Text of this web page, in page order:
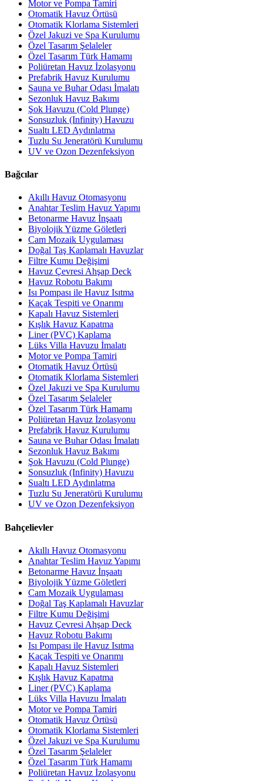
Motor ve Pompa Tamiri
Otomatik Havuz Örtüsü
Otomatik Klorlama Sistemleri
Özel Jakuzi ve Spa Kurulumu
Özel Tasarım Şelaleler
Özel Tasarım Türk Hamamı
Poliüretan Havuz İzolasyonu
Prefabrik Havuz Kurulumu
Sauna ve Buhar Odası İmalatı
Sezonluk Havuz Bakımı
Şok Havuzu (Cold Plunge)
Sonsuzluk (Infinity) Havuzu
Sualtı LED Aydınlatma
Tuzlu Su Jeneratörü Kurulumu
UV ve Ozon Dezenfeksiyon
Bağcılar
Akıllı Havuz Otomasyonu
Anahtar Teslim Havuz Yapımı
Betonarme Havuz İnşaatı
Biyolojik Yüzme Göletleri
Cam Mozaik Uygulaması
Doğal Taş Kaplamalı Havuzlar
Filtre Kumu Değişimi
Havuz Çevresi Ahşap Deck
Havuz Robotu Bakımı
Isı Pompası ile Havuz Isıtma
Kaçak Tespiti ve Onarımı
Kapalı Havuz Sistemleri
Kışlık Havuz Kapatma
Liner (PVC) Kaplama
Lüks Villa Havuzu İmalatı
Motor ve Pompa Tamiri
Otomatik Havuz Örtüsü
Otomatik Klorlama Sistemleri
Özel Jakuzi ve Spa Kurulumu
Özel Tasarım Şelaleler
Özel Tasarım Türk Hamamı
Poliüretan Havuz İzolasyonu
Prefabrik Havuz Kurulumu
Sauna ve Buhar Odası İmalatı
Sezonluk Havuz Bakımı
Şok Havuzu (Cold Plunge)
Sonsuzluk (Infinity) Havuzu
Sualtı LED Aydınlatma
Tuzlu Su Jeneratörü Kurulumu
UV ve Ozon Dezenfeksiyon
Bahçelievler
Akıllı Havuz Otomasyonu
Anahtar Teslim Havuz Yapımı
Betonarme Havuz İnşaatı
Biyolojik Yüzme Göletleri
Cam Mozaik Uygulaması
Doğal Taş Kaplamalı Havuzlar
Filtre Kumu Değişimi
Havuz Çevresi Ahşap Deck
Havuz Robotu Bakımı
Isı Pompası ile Havuz Isıtma
Kaçak Tespiti ve Onarımı
Kapalı Havuz Sistemleri
Kışlık Havuz Kapatma
Liner (PVC) Kaplama
Lüks Villa Havuzu İmalatı
Motor ve Pompa Tamiri
Otomatik Havuz Örtüsü
Otomatik Klorlama Sistemleri
Özel Jakuzi ve Spa Kurulumu
Özel Tasarım Şelaleler
Özel Tasarım Türk Hamamı
Poliüretan Havuz İzolasyonu